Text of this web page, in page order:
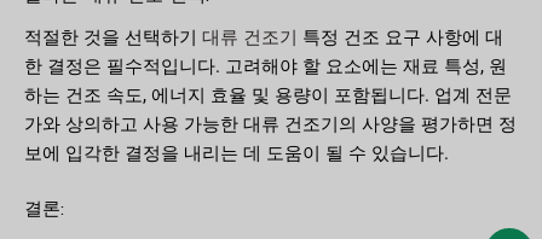
적절한 것을 선택하기 대류 건조기 특정 건조 요구 사항에 대
한 결정은 필수적입니다. 고려해야 할 요소에는 재료 특성, 원
하는 건조 속도, 에너지 효율 및 용량이 포함됩니다. 업계 전문
가와 상의하고 사용 가능한 대류 건조기의 사양을 평가하면 정
보에 입각한 결정을 내리는 데 도움이 될 수 있습니다.
결론: